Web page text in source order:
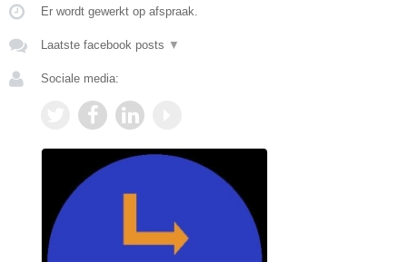
Er wordt gewerkt op afspraak.
Laatste facebook posts ▼
Sociale media: